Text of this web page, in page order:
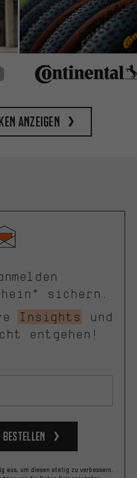
anzeigen
sichern.
Insights
und
entgehen!
aus, um diesen stetig zu verbessern.